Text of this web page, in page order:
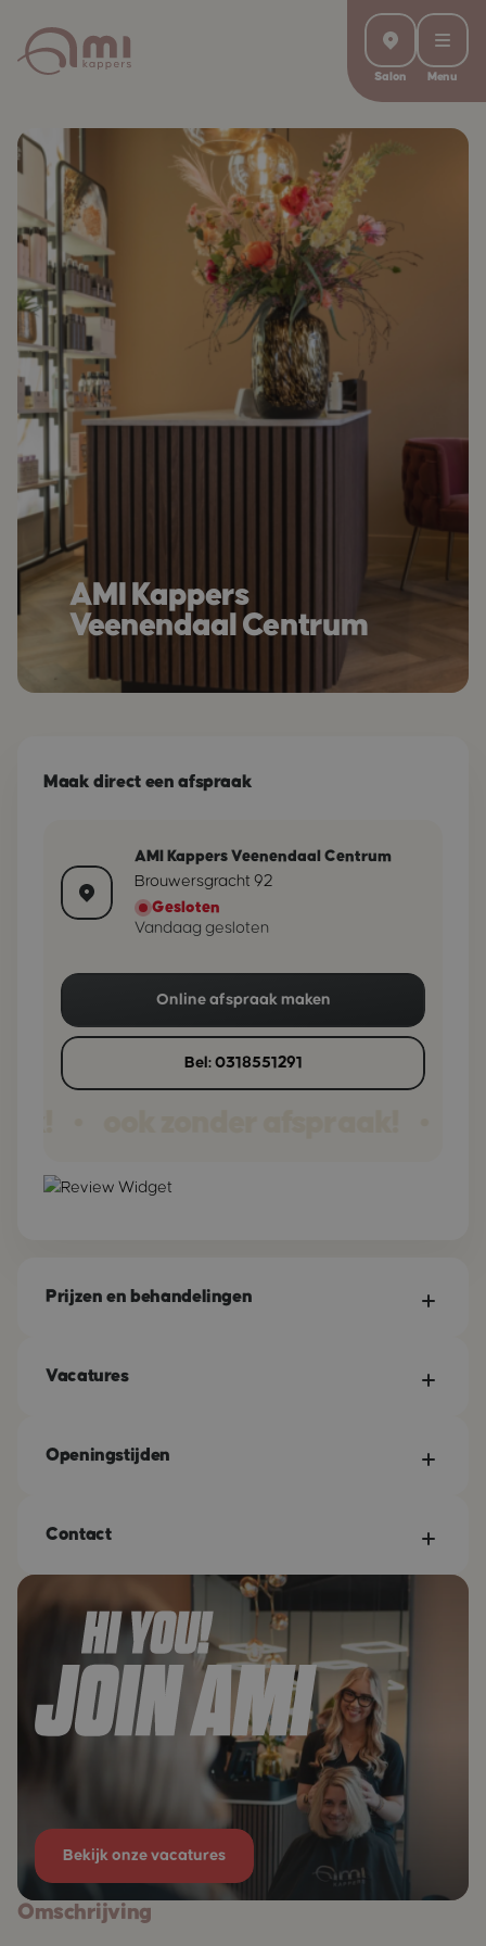
Salon Menu
AMI Kappers
Veenendaal Centrum
Omschrijving
Maak direct een afspraak
AMI Kappers Veenendaal Centrum
Brouwersgracht 92
Gesloten
Vandaag gesloten
Online afspraak maken
Bel: 0318551291
Prijzen en behandelingen
Vacatures
Openingstijden
Contact
Bekijk onze vacatures